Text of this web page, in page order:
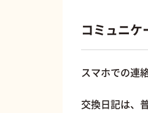
コミュニケ
スマホでの連
交換日記は、